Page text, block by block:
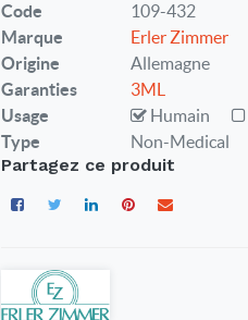
Code
109-432
Marque
Erler Zimmer
Origine
Allemagne
Garanties
3ML
Usage
Humain
Type
Non-Medical
Partagez ce produit